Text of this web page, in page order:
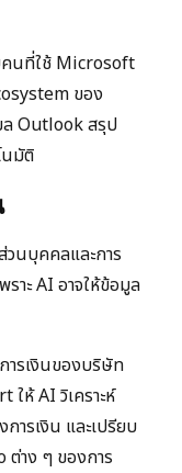
นที่ใช้ Microsoft
ของ
ล Outlook สรุป
มัติ
วนบุคคลและการ
ราะ AI อาจให้ข้อมูล
ารเงินของบริษัท
ห้ AI วิเคราะห์
ารเงิน และเปรียบ
าง ๆ ของการ